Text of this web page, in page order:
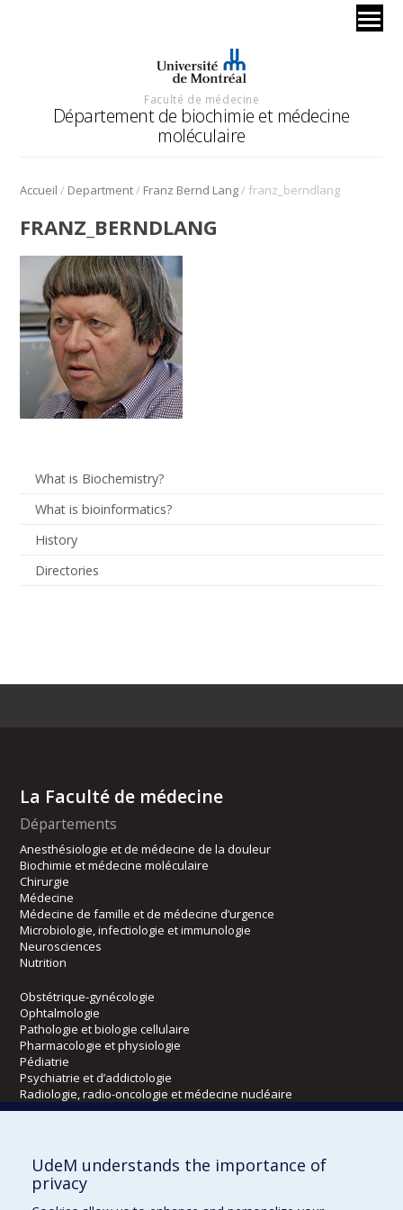
Faculté de médecine
Département de biochimie et médecine
moléculaire
Accueil / Department/ Franz Bernd Lang/ franz_berndlang
What is Biochemistry?
What is bioinformatics?
History
Directories
FRANZ_BERNDLANG
La Faculté de médecine
Départements
Anesthésiologie et de médecine de la douleur
Biochimie et médecine moléculaire
Chirurgie
Médecine
Médecine de famille et de médecine d’urgence
Microbiologie, infectiologie et immunologie
Neurosciences
Nutrition
Obstétrique-gynécologie
Ophtalmologie
Pathologie et biologie cellulaire
Pharmacologie et physiologie
Pédiatrie
Psychiatrie et d’addictologie
Radiologie, radio-oncologie et médecine nucléaire
Écoles
Kinésiologie et des sciences de l’activité physique
Orthophonie et audiologie
UdeM understands the importance of
privacy